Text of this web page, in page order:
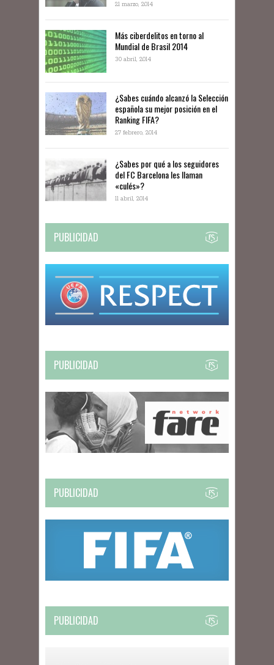
21 marzo, 2014
Más ciberdelitos en torno al
Mundial de Brasil 2014
30 abril, 2014
¿Sabes cuándo alcanzó la Selección
española su mejor posición en el
Ranking FIFA?
27 febrero, 2014
¿Sabes por qué a los seguidores
del FC Barcelona les llaman
«culés»?
11 abril, 2014
PUBLICIDAD
PUBLICIDAD
PUBLICIDAD
PUBLICIDAD